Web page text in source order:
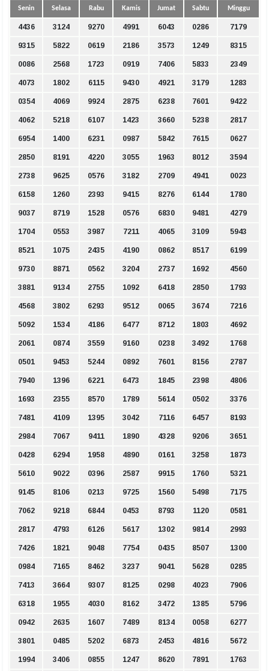
Senin Selasa Rabu Kamis Jumat Sabtu Minggu
4436 3124 9270 4991 6043 0286 7179
9315 5822 0619 2186 3573 1249 8315
0086 2568 1723 0919 7406 5833 2349
4073 1802 6115 9430 4921 3179 1283
0354 4069 9924 2875 6238 7601 9422
4062 5218 6107 1423 3660 5238 2817
6954 1400 6231 0987 5842 7615 0627
2850 8191 4220 3055 1963 8012 3594
2738 9625 0576 3182 2709 4941 0023
6158 1260 2393 9415 8276 6144 1780
9037 8719 1528 0576 6830 9481 4279
1704 0553 3987 7211 4065 3109 5943
8521 1075 2435 4190 0862 8517 6199
9730 8871 0562 3204 2737 1692 4560
3881 9134 2755 1092 6418 2850 1793
4568 3802 6293 9512 0065 3674 7216
5092 1534 4186 6477 8712 1803 4692
2061 0874 3559 9160 0238 3492 1768
0501 9453 5244 0892 7601 8156 2787
7940 1396 6221 6473 1845 2398 4806
1693 2355 8570 1789 5614 0502 3376
7481 4109 1395 3042 7116 6457 8193
2984 7067 9411 1890 4328 9206 3651
0428 6294 1958 4890 0161 3258 1873
5610 9022 0396 2587 9915 1760 5321
9145 8106 0213 9725 1560 5498 7175
7062 9218 6844 0453 8793 1120 0581
2817 4793 6126 5617 1302 9814 2993
7426 1821 9048 7754 0435 8507 1300
0984 7165 8462 3237 9041 5628 0285
7413 3664 9307 8125 0298 4023 7906
6318 1955 4030 8162 3472 1385 5796
0942 2635 1607 7489 8134 0058 6277
3801 0485 5202 6873 2453 4816 5672
1994 3406 0855 1247 8620 7891 1763